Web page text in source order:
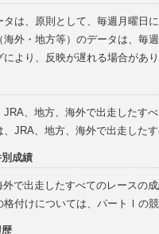
タは、原則として、毎週月曜日
海外・地方等）のデータは、毎
により、反映が遅れる場合があ
JRA、地方、海外で出走したす
、JRA、地方、海外で出走した
成績
で出走したすべてのレースの
格付けについては、パートⅠの